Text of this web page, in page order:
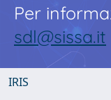
Per
sdl@sissa.it
IRIS